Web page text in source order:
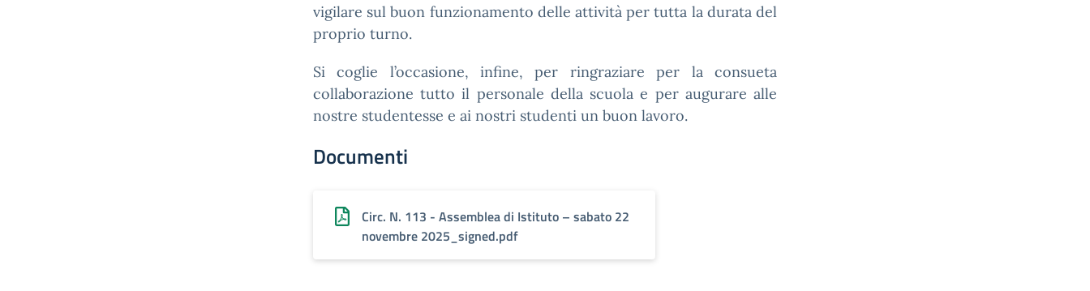
vigilare sul buon funzionamento delle attività per tutta la durata del
proprio turno.
Si coglie l’occasione, infine, per ringraziare per la consueta
collaborazione tutto il personale della scuola e per augurare alle
nostre studentesse e ai nostri studenti un buon lavoro.
Documenti
Circ. N. 113 - Assemblea di Istituto – sabato 22
novembre 2025_signed.pdf